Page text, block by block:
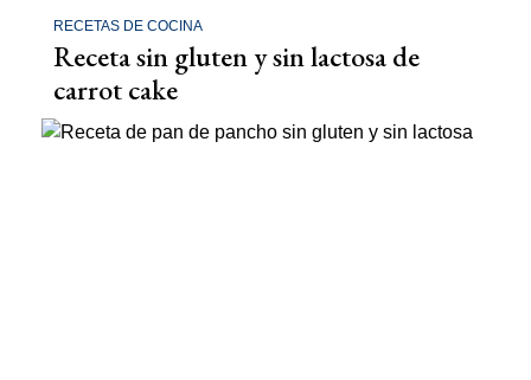
RECETAS DE COCINA
Receta sin gluten y sin lactosa de
carrot cake